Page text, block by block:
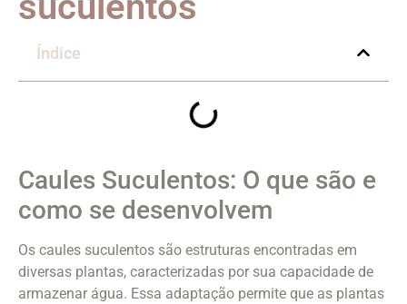
Índice
Caules Suculentos: O que são e
como se desenvolvem
Os caules suculentos são estruturas encontradas em
diversas plantas, caracterizadas por sua capacidade de
armazenar água. Essa adaptação permite que as plantas